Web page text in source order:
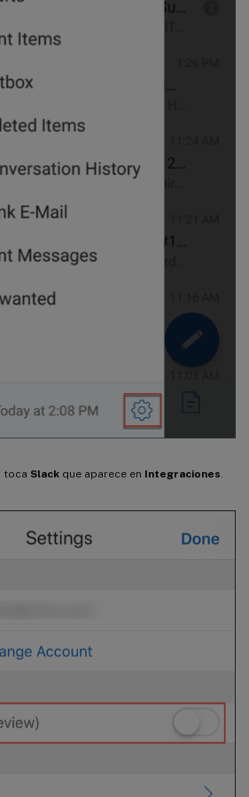
, toca Slack que aparece en Integraciones